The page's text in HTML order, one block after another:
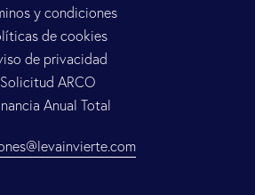
y condiciones
de cookies
de privacidad
Solicitud ARCO
Anual Total